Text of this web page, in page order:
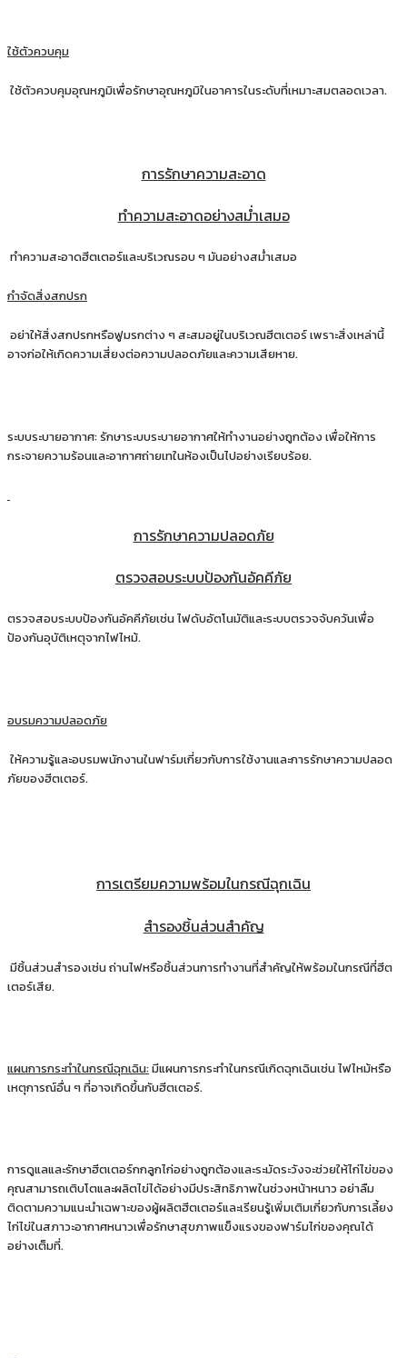
ใช้ตัวควบคุม
ใช้ตัวควบคุมอุณหภูมิเพื่อรักษาอุณหภูมิในอาคารในระดับที่เหมาะสมตลอดเวลา.
การรักษาความสะอาด
ทำความสะอาดอย่างสม่ำเสมอ
ทำความสะอาดฮีตเตอร์และบริเวณรอบ ๆ มันอย่างสม่ำเสมอ
กำจัดสิ่งสกปรก
อย่าให้สิ่งสกปรกหรือฟูมรกต่าง ๆ สะสมอยู่ในบริเวณฮีตเตอร์ เพราะสิ่งเหล่านี้
อาจก่อให้เกิดความเสี่ยงต่อความปลอดภัยและความเสียหาย.
ระบบระบายอากาศ: รักษาระบบระบายอากาศให้ทำงานอย่างถูกต้อง เพื่อให้การ
กระจายความร้อนและอากาศถ่ายเทในห้องเป็นไปอย่างเรียบร้อย.
การรักษาความปลอดภัย
ตรวจสอบระบบป้องกันอัคคีภัย
ตรวจสอบระบบป้องกันอัคคีภัยเช่น ไฟดับอัตโนมัติและระบบตรวจจับควันเพื่อ
ป้องกันอุบัติเหตุจากไฟไหม้.
อบรมความปลอดภัย
ให้ความรู้และอบรมพนักงานในฟาร์มเกี่ยวกับการใช้งานและการรักษาความปลอด
ภัยของฮีตเตอร์.
การเตรียมความพร้อมในกรณีฉุกเฉิน
สำรองชิ้นส่วนสำคัญ
มีชิ้นส่วนสำรองเช่น ถ่านไฟหรือชิ้นส่วนการทำงานที่สำคัญให้พร้อมในกรณีที่ฮีต
เตอร์เสีย.
แผนการกระทำในกรณีฉุกเฉิน:มีแผนการกระทำในกรณีเกิดฉุกเฉินเช่น ไฟไหม้หรือ
เหตุการณ์อื่น ๆ ที่อาจเกิดขึ้นกับฮีตเตอร์.
การดูแลและรักษาฮีตเตอร์กกลูกไก่อย่างถูกต้องและระมัดระวังจะช่วยให้ไก่ไข่ของ
คุณสามารถเติบโตและผลิตไข่ได้อย่างมีประสิทธิภาพในช่วงหน้าหนาว อย่าลืม
ติดตามความแนะนำเฉพาะของผู้ผลิตฮีตเตอร์และเรียนรู้เพิ่มเติมเกี่ยวกับการเลี้ยง
ไก่ไข่ในสภาวะอากาศหนาวเพื่อรักษาสุขภาพแข็งแรงของฟาร์มไก่ของคุณได้
อย่างเต็มที่.